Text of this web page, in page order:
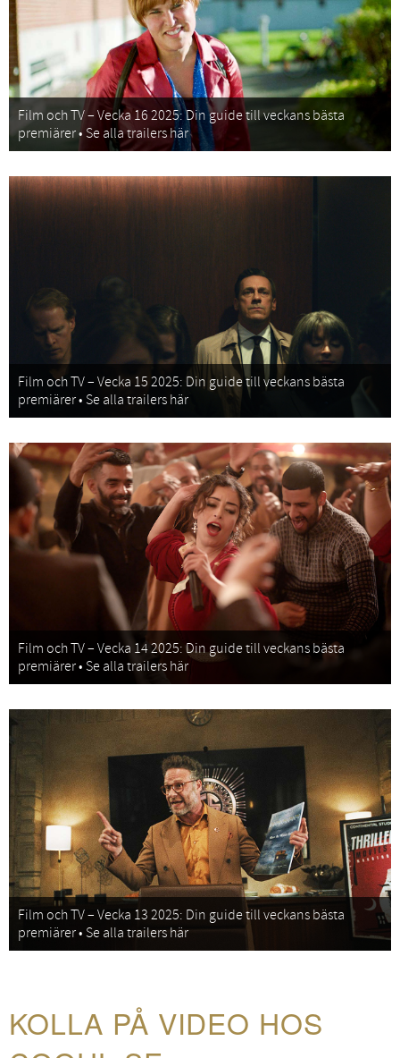
Film och TV – Vecka 16 2025: Din guide till veckans bästa
premiärer • Se alla trailers här
Film och TV – Vecka 15 2025: Din guide till veckans bästa
premiärer • Se alla trailers här
Film och TV – Vecka 14 2025: Din guide till veckans bästa
premiärer • Se alla trailers här
Film och TV – Vecka 13 2025: Din guide till veckans bästa
premiärer • Se alla trailers här
KOLLA PÅ VIDEO HOS